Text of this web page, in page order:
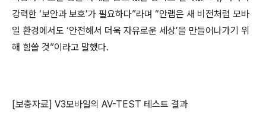
강력한 ‘보안과 보호’가 필요하다”라며 “안랩은 새 비전처럼 모바
일 환경에서도 ‘안전해서 더욱 자유로운 세상’을 만들어나가기 위
해 힘쓸 것”이라고 말했다.
[보충자료] V3모바일의 AV-TEST 테스트 결과